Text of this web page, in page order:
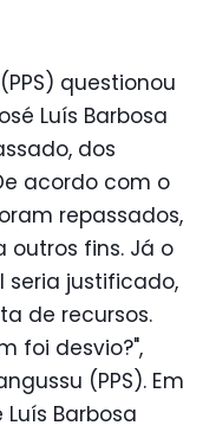
questionou
Luís Barbosa
dos
acordo com o
repassados,
outros fins. Já o
seria justificado,
de recursos.
foi desvio?",
(PPS). Em
Barbosa